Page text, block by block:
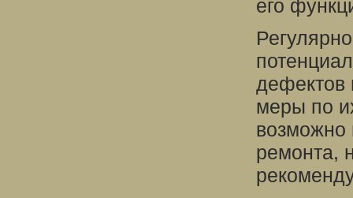
его
дефектов
меры по
возможно
ремонта,